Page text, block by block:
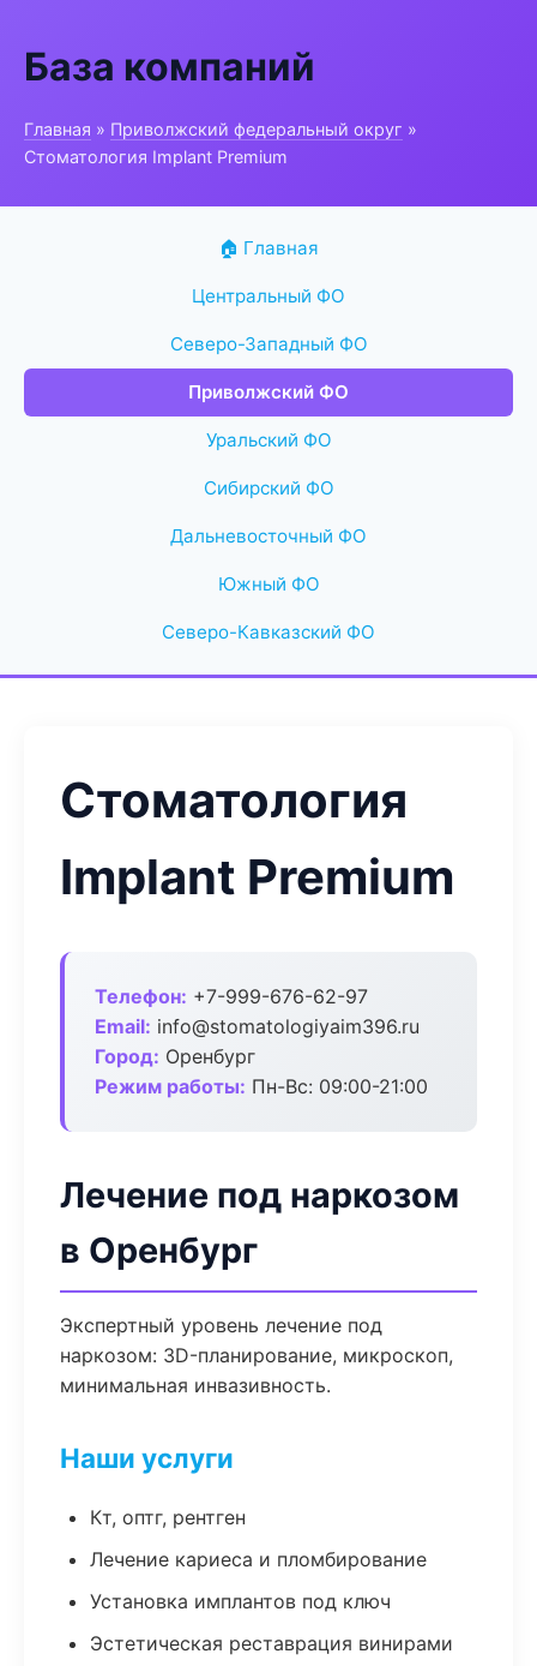
База компаний
Главная » Приволжский федеральный округ »
Стоматология Implant Premium
🏠 Главная
Центральный ФО
Северо-Западный ФО
Приволжский ФО
Уральский ФО
Сибирский ФО
Дальневосточный ФО
Южный ФО
Северо-Кавказский ФО
Стоматология
Implant Premium
Телефон: +7-999-676-62-97
Email: info@stomatologiyaim396.ru
Город: Оренбург
Режим работы: Пн-Вс: 09:00-21:00
Лечение под наркозом
в Оренбург
Экспертный уровень лечение под
наркозом: 3D-планирование, микроскоп,
минимальная инвазивность.
Наши услуги
Кт, оптг, рентген
Лечение кариеса и пломбирование
Установка имплантов под ключ
Эстетическая реставрация винирами